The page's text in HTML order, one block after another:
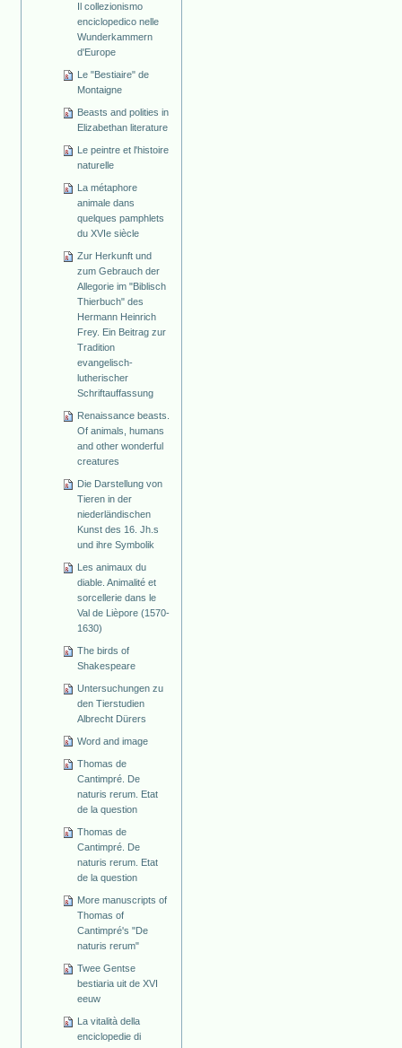
Il collezionismo
enciclopedico nelle
Wunderkammern
d'Europe
Le "Bestiaire" de
Montaigne
Beasts and polities in
Elizabethan literature
Le peintre et l'histoire
naturelle
La métaphore
animale dans
quelques pamphlets
du XVIe siècle
Zur Herkunft und
zum Gebrauch der
Allegorie im "Biblisch
Thierbuch" des
Hermann Heinrich
Frey. Ein Beitrag zur
Tradition
evangelisch-
lutherischer
Schriftauffassung
Renaissance beasts.
Of animals, humans
and other wonderful
creatures
Die Darstellung von
Tieren in der
niederländischen
Kunst des 16. Jh.s
und ihre Symbolik
Les animaux du
diable. Animalité et
sorcellerie dans le
Val de Lièpore (1570-
1630)
The birds of
Shakespeare
Untersuchungen zu
den Tierstudien
Albrecht Dürers
Word and image
Thomas de
Cantimpré. De
naturis rerum. Etat
de la question
Thomas de
Cantimpré. De
naturis rerum. Etat
de la question
More manuscripts of
Thomas of
Cantimpré's "De
naturis rerum"
Twee Gentse
bestiaria uit de XVI
eeuw
La vitalità della
enciclopedie di